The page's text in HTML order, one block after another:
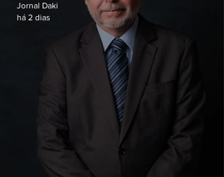
Jornal Daki
há 2 dias